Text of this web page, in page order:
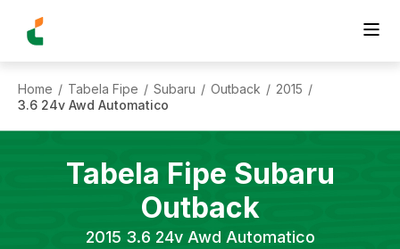
Home / Tabela Fipe / Subaru / Outback / 2015 /
3.6 24v Awd Automatico
Tabela Fipe Subaru
Outback
2015 3.6 24v Awd Automatico